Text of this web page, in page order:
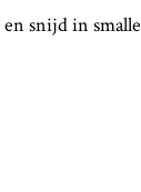
snijd in smalle